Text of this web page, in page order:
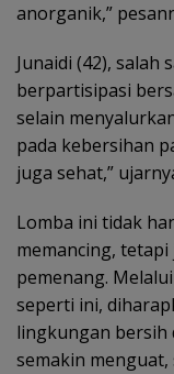
anorganik,”
Junaidi (42), salah
berpartisipasi
selain
pada kebersihan
juga sehat,”
Lomba ini tidak
memancing,
pemenang.
seperti ini,
lingkungan bersih
semakin